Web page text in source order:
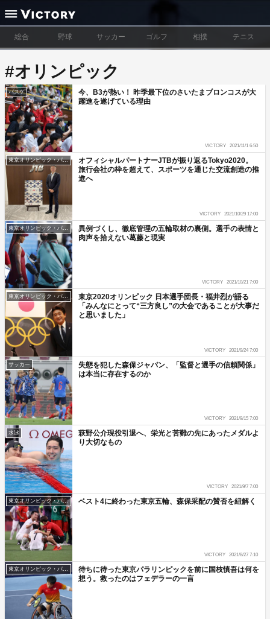
総合 野球 サッカー ゴルフ 相撲 テニス
#オリンピック
バスケ
今、B3が熱い！ 昨季最下位のさいたまブロンコスが大
躍進を遂げている理由
VICTORY 2021/11/1 6:50
東京オリンピック・パラリンピック
オフィシャルパートナーJTBが振り返るTokyo2020。
旅行会社の枠を超えて、スポーツを通じた交流創造の推
進へ
VICTORY 2021/10/29 17:00
東京オリンピック・パラリンピック
異例づくし、徹底管理の五輪取材の裏側。選手の表情と
肉声を拾えない葛藤と現実
VICTORY 2021/10/21 7:00
東京オリンピック・パラリンピック
東京2020オリンピック 日本選手団長・福井烈が語る
「みんなにとって“三方良し”の大会であることが大事だ
と思いました」
VICTORY 2021/9/24 7:00
サッカー
失態を犯した森保ジャパン、「監督と選手の信頼関係」
は本当に存在するのか
VICTORY 2021/9/15 7:00
水泳
萩野公介現役引退へ、栄光と苦難の先にあったメダルよ
り大切なもの
VICTORY 2021/9/7 7:00
東京オリンピック・パラリンピック ベスト4に終わった東京五輪、森保采配の賛否を紐解く
VICTORY 2021/8/27 7:10
東京オリンピック・パラリンピック
待ちに待った東京パラリンピックを前に国枝慎吾は何を
想う。救ったのはフェデラーの一言